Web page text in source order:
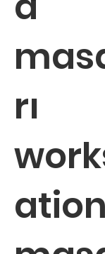
rı
ation